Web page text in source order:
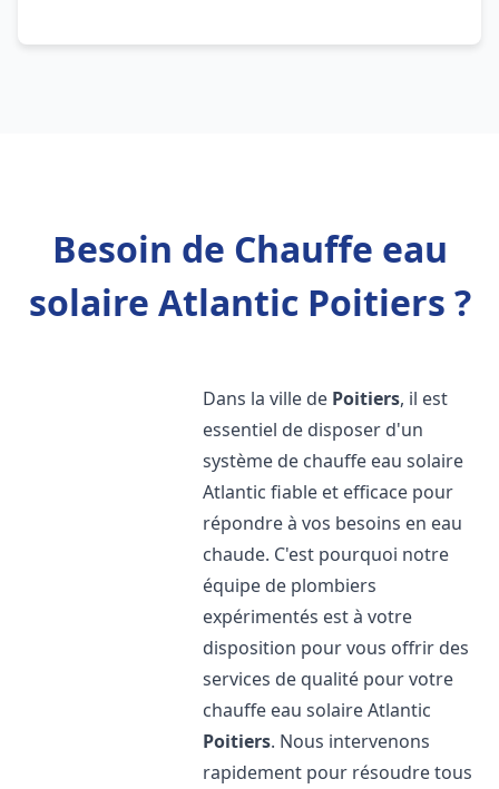
Besoin de Chauffe eau
solaire Atlantic Poitiers ?
Dans la ville de Poitiers, il est
essentiel de disposer d'un
système de chauffe eau solaire
Atlantic fiable et efficace pour
répondre à vos besoins en eau
chaude. C'est pourquoi notre
équipe de plombiers
expérimentés est à votre
disposition pour vous offrir des
services de qualité pour votre
chauffe eau solaire Atlantic
Poitiers. Nous intervenons
rapidement pour résoudre tous